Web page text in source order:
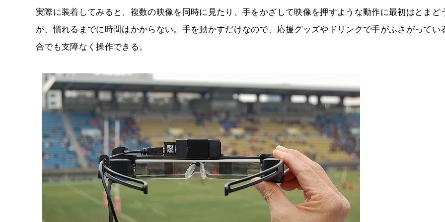
実際に装着してみると、複数の映像を同時に見たり、手をかざして映像を押すような動作に最初はとまど
が、慣れるまでに時間はかからない。手を動かすだけなので、応援グッズやドリンクで手がふさがってい
合でも支障なく操作できる。